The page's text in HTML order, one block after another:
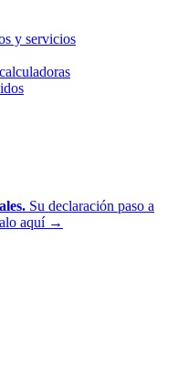
y servicios
Su declaración paso a
aquí →